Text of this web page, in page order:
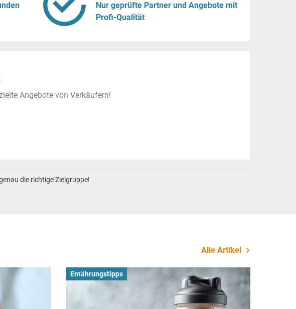
Nur geprüfte Partner und Angebote mit
Profi-Qualität
Angebote von Verkäufern!
die richtige Zielgruppe!
Alle Artikel
Ernährungstipps